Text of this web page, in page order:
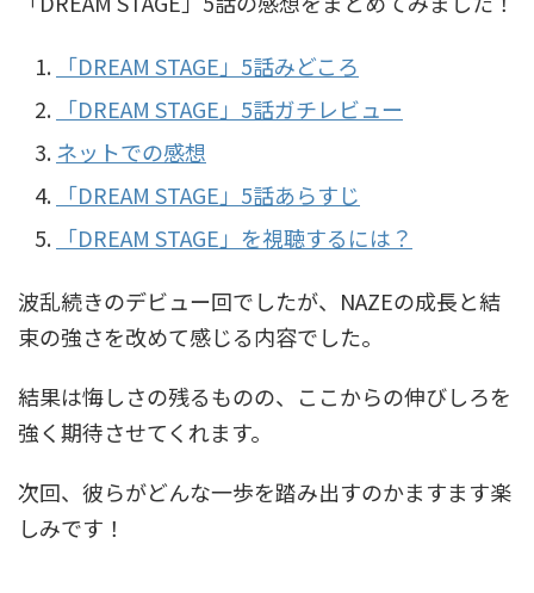
「DREAM STAGE」5話みどころ
「DREAM STAGE」5話ガチレビュー
ネットでの感想
「DREAM STAGE」5話あらすじ
「DREAM STAGE」を視聴するには？
波乱続きのデビュー回でしたが、NAZEの成長と結
束の強さを改めて感じる内容でした。
結果は悔しさの残るものの、ここからの伸びしろを
強く期待させてくれます。
次回、彼らがどんな一歩を踏み出すのかますます楽
しみです！